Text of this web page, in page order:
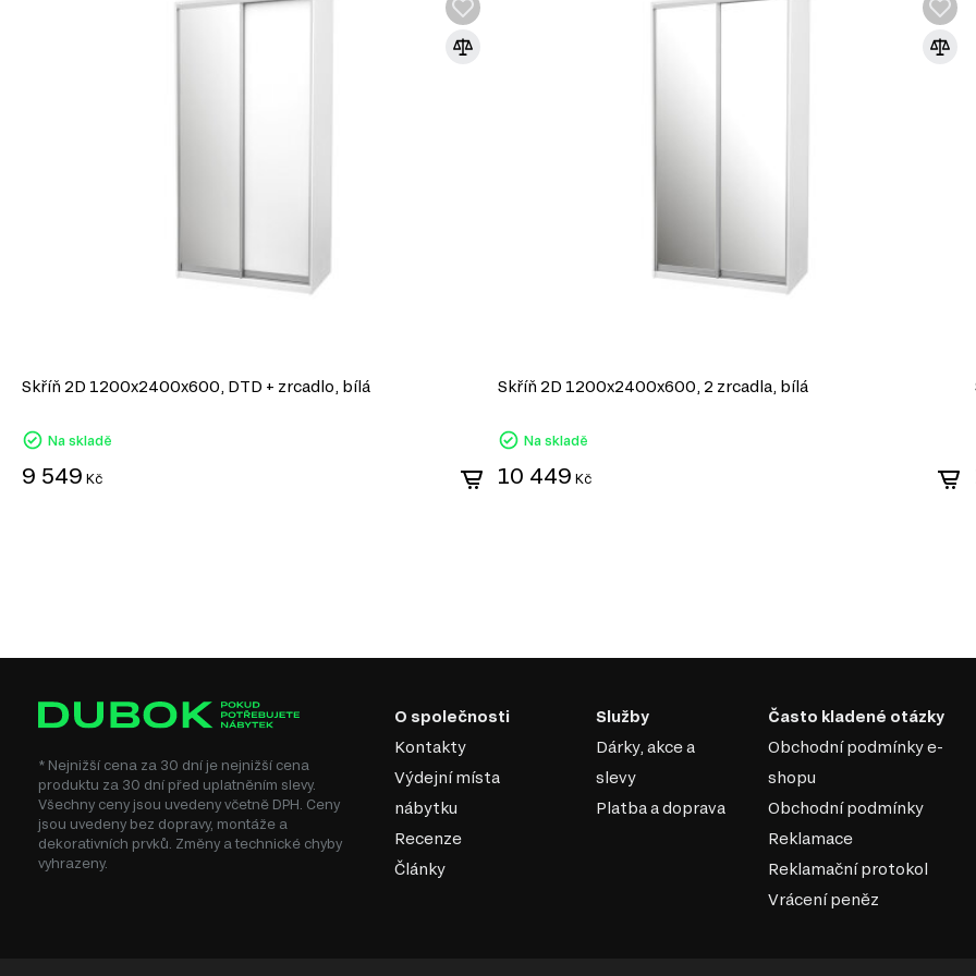
Skleněné fasády jsou oblíbeným
sklo jako hlavní materiál pro čelní plochy
každodenní použití.
Optické zvětšení prostoru: Průhledné nebo
Skleněné fasády jsou vynikající volbou
Skříň 2D 1200x2400x600, DTD + zrcadlo, bílá
Na skladě
9 549 Kč
Skříň 2D 1200x2400x600, 2 zrcadla, bílá
Na skladě
10 449 Kč
* Nejnižší cena za 30 dní je nejnižší cena
produktu za 30 dní před uplatněním slevy.
Všechny ceny jsou uvedeny včetně DPH. Ceny
jsou uvedeny bez dopravy, montáže a
dekorativních prvků. Změny a technické chyby
vyhrazeny.
O společnosti
Kontakty
Výdejní místa
nábytku
Recenze
Články
Služby
Dárky, akce a
slevy
Platba a doprava
Často kladené otázky
Obchodní podmínky e-
shopu
Obchodní podmínky
Reklamace
Reklamační protokol
Vrácení peněz